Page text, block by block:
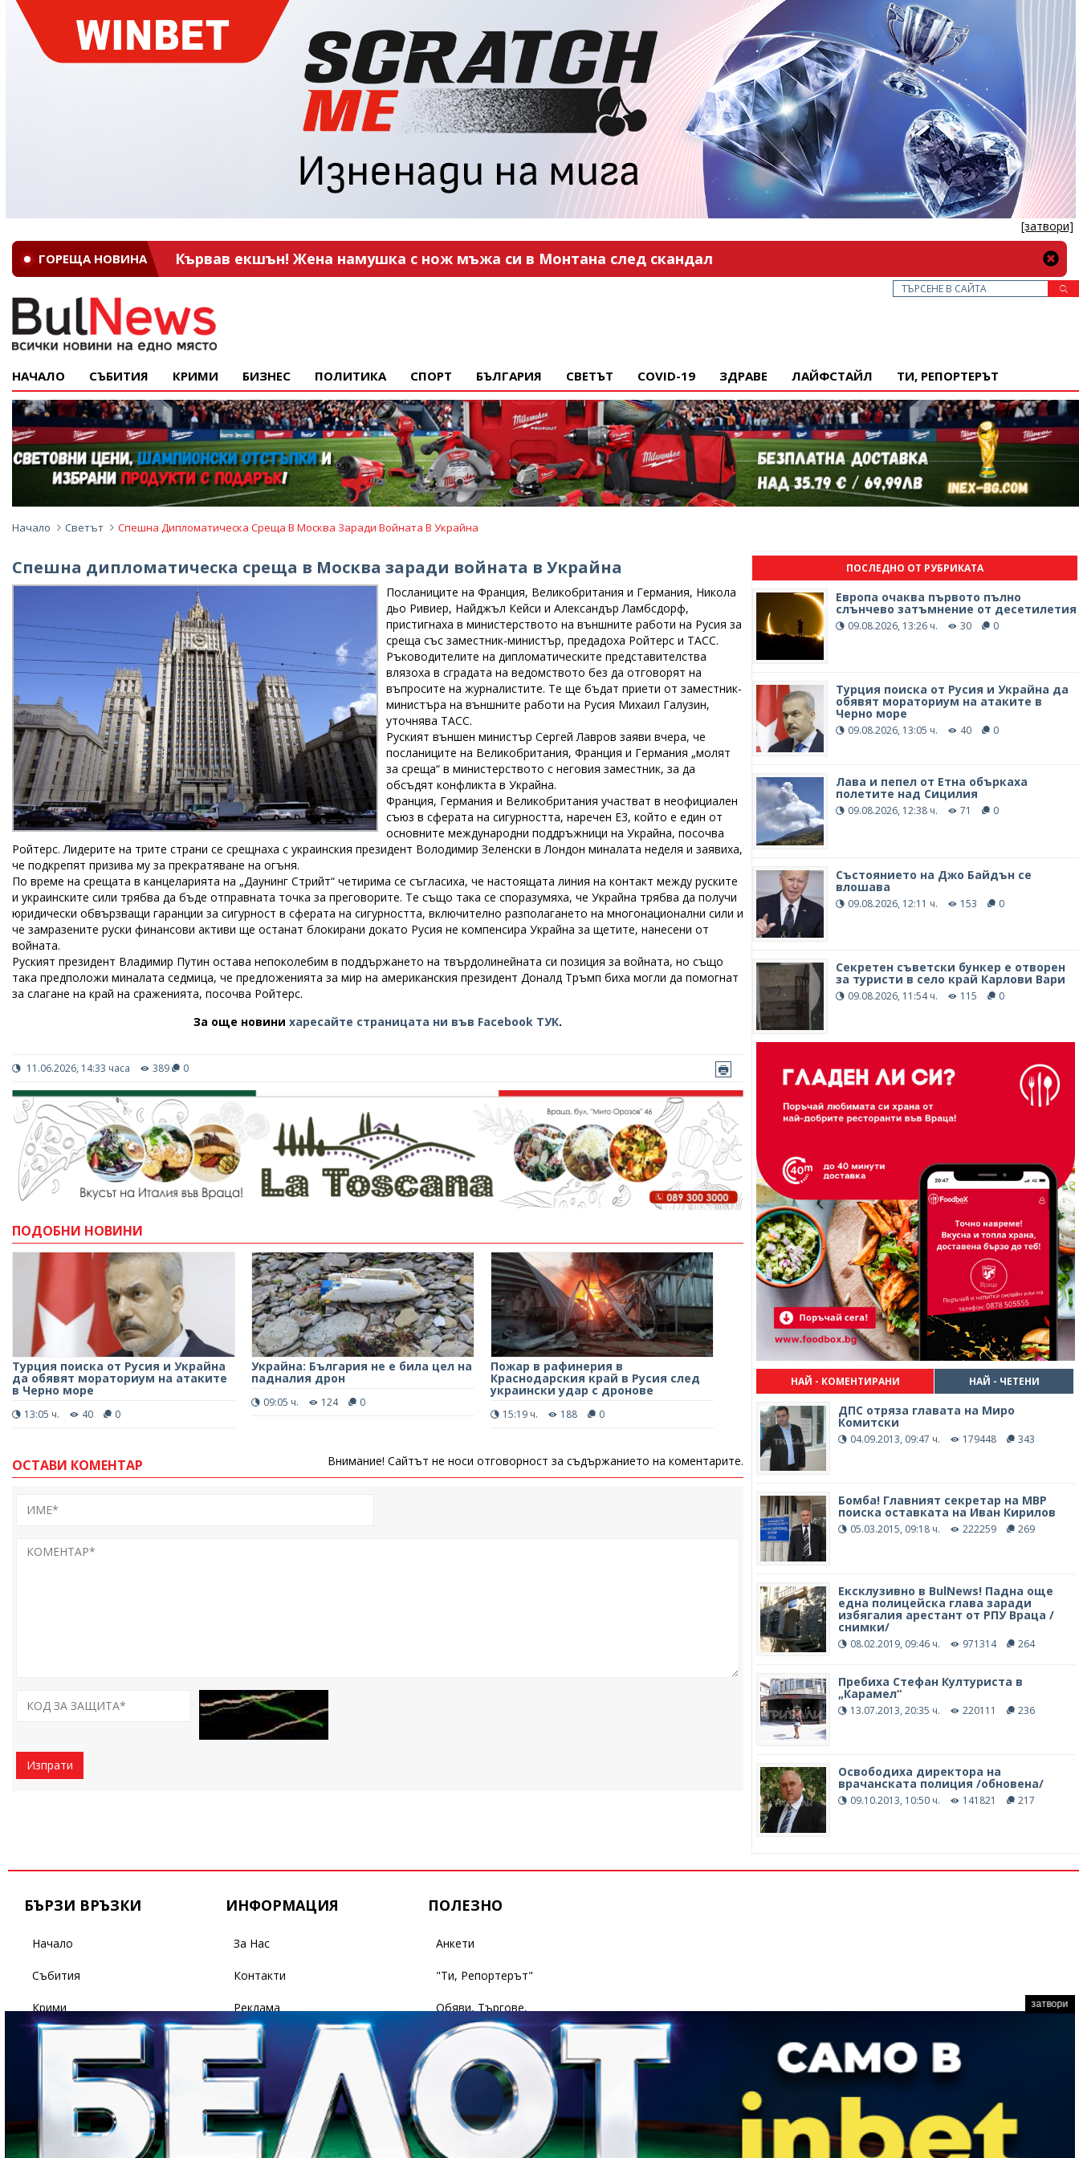
[затвори]
ГОРЕЩА НОВИНА Кървав екшън! Жена намушка с нож мъжа си в Монтана след скандал
НАЧАЛО СЪБИТИЯ КРИМИ БИЗНЕС ПОЛИТИКА СПОРТ БЪЛГАРИЯ СВЕТЪТ COVID-19 ЗДРАВЕ ЛАЙФСТАЙЛ ТИ, РЕПОРТЕРЪТ
Начало Светът Спешна Дипломатическа Среща В Москва Заради Войната В Украйна
Спешна дипломатическа среща в Москва заради войната в Украйна
Посланиците на Франция, Великобритания и Германия, Никола
дьо Ривиер, Найджъл Кейси и Александър Ламбсдорф,
пристигнаха в министерството на външните работи на Русия за
среща със заместник-министър, предадоха Ройтерс и ТАСС.
Ръководителите на дипломатическите представителства
влязоха в сградата на ведомството без да отговорят на
въпросите на журналистите. Те ще бъдат приети от заместник-
министъра на външните работи на Русия Михаил Галузин,
уточнява ТАСС.
Руският външен министър Сергей Лавров заяви вчера, че
посланиците на Великобритания, Франция и Германия „молят
за среща“ в министерството с неговия заместник, за да
обсъдят конфликта в Украйна.
Франция, Германия и Великобритания участват в неофициален
съюз в сферата на сигурността, наречен Е3, който е един от
основните международни поддръжници на Украйна, посочва
Ройтерс. Лидерите на трите страни се срещнаха с украинския президент Володимир Зеленски в Лондон миналата неделя и заявиха,
че подкрепят призива му за прекратяване на огъня.
По време на срещата в канцеларията на „Даунинг Стрийт“ четирима се съгласиха, че настоящата линия на контакт между руските
и украинските сили трябва да бъде отправната точка за преговорите. Те също така се споразумяха, че Украйна трябва да получи
юридически обвързващи гаранции за сигурност в сферата на сигурността, включително разполагането на многонационални сили и
че замразените руски финансови активи ще останат блокирани докато Русия не компенсира Украйна за щетите, нанесени от
войната.
Руският президент Владимир Путин остава непоколебим в поддържането на твърдолинейната си позиция за войната, но също
така предположи миналата седмица, че предложенията за мир на американския президент Доналд Тръмп биха могли да помогнат
за слагане на край на сраженията, посочва Ройтерс.
За още новинихаресайте страницата ни във Facebook ТУК.
11.06.2026, 14:33 часа 389 0
ПОДОБНИ НОВИНИ
Турция поиска от Русия и Украйна
да обявят мораториум на атаките
в Черно море
13:05 ч. 40 0
Украйна: България не е била цел на
падналия дрон
09:05 ч. 124 0
Пожар в рафинерия в
Краснодарския край в Русия след
украински удар с дронове
15:19 ч. 188 0
ОСТАВИ КОМЕНТАР Внимание! Сайтът не носи отговорност за съдържанието на коментарите.
Изпрати
ПОСЛЕДНО ОТ РУБРИКАТА
Европа очаква първото пълно
слънчево затъмнение от десетилетия
09.08.2026, 13:26 ч. 30 0
Турция поиска от Русия и Украйна да
обявят мораториум на атаките в
Черно море
09.08.2026, 13:05 ч. 40 0
Лава и пепел от Етна объркаха
полетите над Сицилия
09.08.2026, 12:38 ч. 71 0
Състоянието на Джо Байдън се
влошава
09.08.2026, 12:11 ч. 153 0
Секретен съветски бункер е отворен
за туристи в село край Карлови Вари
09.08.2026, 11:54 ч. 115 0
НАЙ - КОМЕНТИРАНИ НАЙ - ЧЕТЕНИ
ДПС отряза главата на Миро
Комитски
04.09.2013, 09:47 ч. 179448 343
Бомба! Главният секретар на МВР
поиска оставката на Иван Кирилов
05.03.2015, 09:18 ч. 222259 269
Ексклузивно в BulNews! Падна още
една полицейска глава заради
избягалия арестант от РПУ Враца /
снимки/
08.02.2019, 09:46 ч. 971314 264
Пребиха Стефан Културиста в
„Карамел“
13.07.2013, 20:35 ч. 220111 236
Освободиха директора на
врачанската полиция /обновена/
09.10.2013, 10:50 ч. 141821 217
БЪРЗИ ВРЪЗКИ
Начало
Събития
Крими
Бизнес
Политика
Спорт
Светът
ИНФОРМАЦИЯ
За Нас
Контакти
Реклама
Условия За Ползване
Поверителност
ПОЛЕЗНО
Анкети
"Ти, Репортерът"
Обяви, Търгове,
Съобщения
затвори